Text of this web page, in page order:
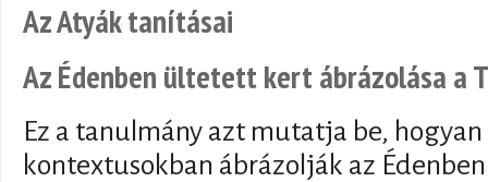
Az Atyák tanításai
Az Édenben ültetett kert ábrázolása a
Ez a tanulmány azt mutatja be, hogyan
kontextusokban ábrázolják az